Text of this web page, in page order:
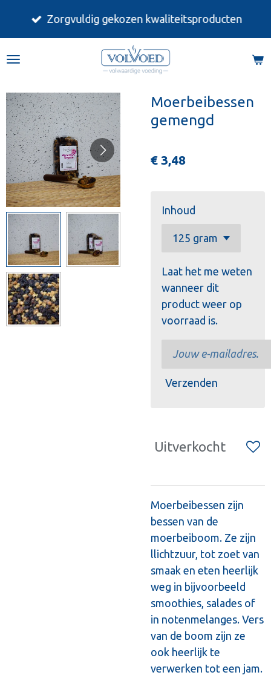
de
Zorgvuldig gekozen kwaliteitsproducten
Moerbeibessen
gemengd
€ 3,48
Inhoud
Laat het me weten
wanneer dit
product weer op
voorraad is.
Verzenden
Uitverkocht
Moerbeibessen zijn
bessen van de
moerbeiboom. Ze zijn
llichtzuur, tot zoet van
smaak en eten heerlijk
weg in bijvoorbeeld
smoothies, salades of
in notenmelanges. Vers
van de boom zijn ze
ook heerlijk te
verwerken tot een jam.